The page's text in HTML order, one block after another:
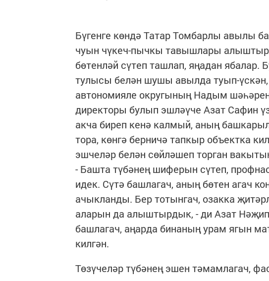
Бүгенге көндә Татар Томбарлы авылы
чуын чүкеч-пычкы тавышлары
бөтенләй сүтеп ташлап, яңадан
тулысы белән шушы авылда туып-үскән,
автономияле округының Надым
директоры булып эшләүче Азат Сафин
акча биреп кенә калмый, аның
тора, көнгә берничә тапкыр объектка
эшчеләр белән сөйләшеп торган
- Башта түбәнең шиферын сүтеп,
идек. Сүтә башлагач, аның бөтен агач
ачыкланды. Бер тотынгач, озакка
аларын да алыштырдык, - ди Азат
башлагач, аңарда бинаның урам ягын
килгән.
Төзүчеләр түбәнең эшен тәмамлагач,